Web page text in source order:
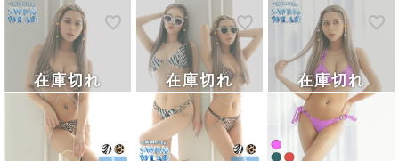
在庫切れ 在庫切れ 在庫切れ